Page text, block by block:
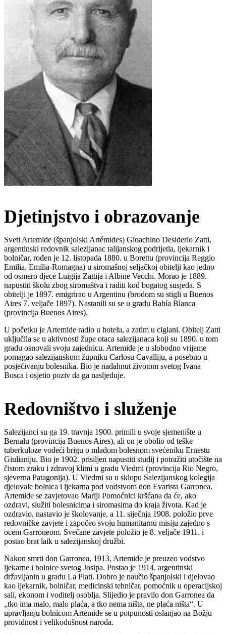
Djetinjstvo i obrazovanje
Sveti Artemide (španjolski Artémides) Gioachino Desiderio Zatti,
argentinski redovnik salezijanac talijanskog podrijetla, ljekarnik i
bolničar, rođen je 12. listopada 1880. u Borettu (provincija Reggio
Emilia, Emilia-Romagna) u siromašnoj seljačkoj obitelji kao jedno
od osmero djece Luigija Zattija i Albine Vecchi. Morao je 1889.
napustiti školu zbog siromaštva i raditi kod bogatog susjeda. S
obitelji je 1897. emigrirao u Argentinu (brodom su stigli u Buenos
Aires 7. veljače 1897). Nastanili su se u gradu Bahía Blanca
(provincija Buenos Aires).
U početku je Artemide radio u hotelu, a zatim u ciglani. Obitelj Zatti
uključila se u aktivnosti župe otaca salezijanaca koji su 1890. u tom
gradu osnovali svoju zajednicu. Artemide je u slobodno vrijeme
pomagao salezijanskom župniku Carlosu Cavalliju, a posebno u
posjećivanju bolesnika. Bio je nadahnut životom svetog Ivana
Bosca i osjetio poziv da ga nasljeduje.
Redovništvo i služenje
Salezijanci su ga 19. travnja 1900. primili u svoje sjemenište u
Bernalu (provincija Buenos Aires), ali on je obolio od teške
tuberkuloze vodeći brigu o mladom bolesnom svećeniku Ernestu
Giulianiju. Bio je 1902. prisiljen napustiti studij i potražiti utočište na
čistom zraku i zdravoj klimi u gradu Viedmi (provincija Rio Negro,
sjeverna Patagonija). U Viedmi su u sklopu Salezijanskog kolegija
djelovale bolnica i ljekarna pod vodstvom don Evarista Garronea.
Artemide se zavjetovao Mariji Pomoćnici kršćana da će, ako
ozdravi, služiti bolesnicima i siromasima do kraja života. Kad je
ozdravio, nastavio je školovanje, a 11. siječnja 1908. položio prve
redovničke zavjete i započeo svoju humanitarnu misiju zajedno s
ocem Garroneom. Svečane zavjete položio je 8. veljače 1911. i
postao brat laik u salezijanskoj družbi.
Nakon smrti don Garronea, 1913, Artemide je preuzeo vodstvo
ljekarne i bolnice svetog Josipa. Postao je 1914. argentinski
državljanin u gradu La Plati. Dobro je naučio španjolski i djelovao
kao ljekarnik, bolničar, medicinski tehničar, pomoćnik u operacijskoj
sali, ekonom i voditelj osoblja. Slijedio je pravilo don Garronea da
„tko ima malo, malo plaća, a tko nema ništa, ne plaća ništa“. U
upravljanju bolnicom Artemide se u potpunosti oslanjao na Božju
providnost i velikodušnost naroda.